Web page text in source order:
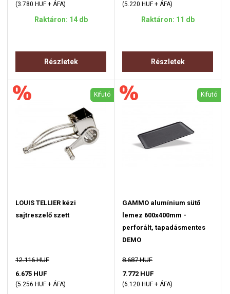
(3.780 HUF + ÁFA)
Raktáron: 14 db
Részletek
(5.220 HUF + ÁFA)
Raktáron: 11 db
Részletek
Kifutó
LOUIS TELLIER kézi
sajtreszelő szett
12.116 HUF
6.675 HUF
(5.256 HUF + ÁFA)
Kifutó
GAMMO alumínium sütő
lemez 600x400mm -
perforált, tapadásmentes
DEMO
8.687 HUF
7.772 HUF
(6.120 HUF + ÁFA)